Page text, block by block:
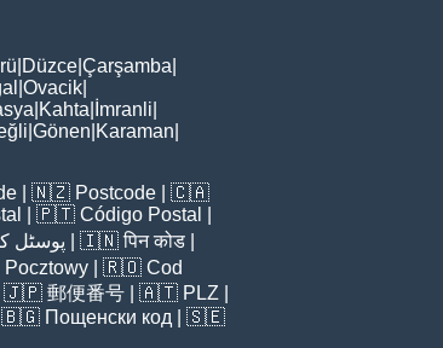
Düzce Çarşamba
Ovacik
Kahta İmranli
Gönen Karaman
| 🇳🇿 Postcode | 🇨🇦
| 🇵🇹 Código Postal
پوسٹل | 🇮🇳पिन कोड
Pocztowy | 🇷🇴 Cod
| 🇯🇵 郵便番号 | 🇦🇹 PLZ
🇧🇬 Пощенски код | 🇸🇪